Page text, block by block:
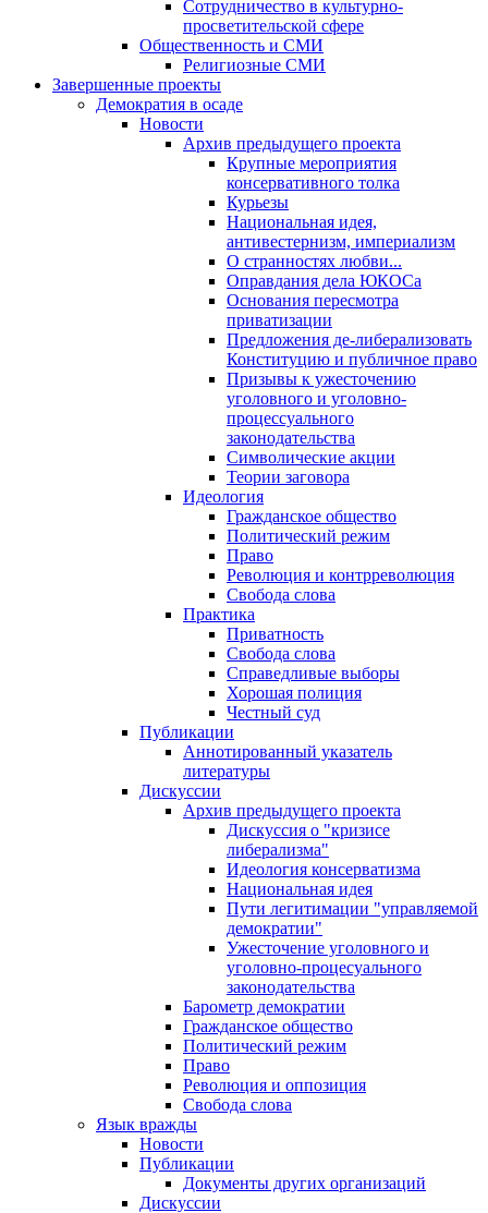
Сотрудничество в культурно-
просветительской сфере
Общественность и СМИ
Религиозные СМИ
Завершенные проекты
Демократия в осаде
Новости
Архив предыдущего проекта
Крупные мероприятия
консервативного толка
Курьезы
Национальная идея,
антивестернизм, империализм
О странностях любви...
Оправдания дела ЮКОСа
Основания пересмотра
приватизации
Предложения де-либерализовать
Конституцию и публичное право
Призывы к ужесточению
уголовного и уголовно-
процессуального
законодательства
Символические акции
Теории заговора
Идеология
Гражданское общество
Политический режим
Право
Революция и контрреволюция
Свобода слова
Практика
Приватность
Свобода слова
Справедливые выборы
Хорошая полиция
Честный суд
Публикации
Аннотированный указатель
литературы
Дискуссии
Архив предыдущего проекта
Дискуссия о "кризисе
либерализма"
Идеология консерватизма
Национальная идея
Пути легитимации "управляемой
демократии"
Ужесточение уголовного и
уголовно-процесуального
законодательства
Барометр демократии
Гражданское общество
Политический режим
Право
Революция и оппозиция
Свобода слова
Язык вражды
Новости
Публикации
Документы других организаций
Дискуссии